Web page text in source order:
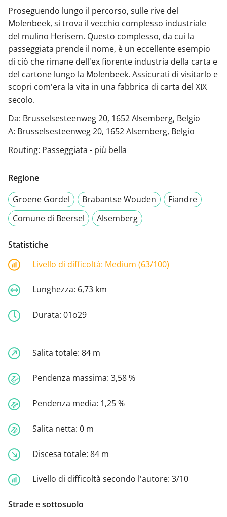
Proseguendo lungo il percorso, sulle rive del
Molenbeek, si trova il vecchio complesso industriale
del mulino Herisem. Questo complesso, da cui la
passeggiata prende il nome, è un eccellente esempio
di ciò che rimane dell'ex fiorente industria della carta e
del cartone lungo la Molenbeek. Assicurati di visitarlo e
scopri com'era la vita in una fabbrica di carta del XIX
secolo.
Da: Brusselsesteenweg 20, 1652 Alsemberg, Belgio
A: Brusselsesteenweg 20, 1652 Alsemberg, Belgio
Routing: Passeggiata - più bella
Regione
Groene Gordel
Brabantse Wouden
Fiandre
Comune di Beersel
Alsemberg
Statistiche
Livello di difficoltà: Medium (63/100)
Lunghezza: 6,73 km
Durata: 01o29
Salita totale: 84 m
Pendenza massima: 3,58 %
Pendenza media: 1,25 %
Salita netta: 0 m
Discesa totale: 84 m
Livello di difficoltà secondo l'autore: 3/10
Strade e sottosuolo